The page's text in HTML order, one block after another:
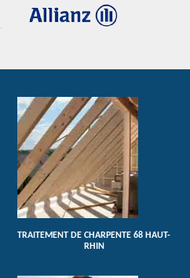
TRAITEMENT DE CHARPENTE 68 HAUT-
RHIN